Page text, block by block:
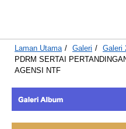
Laman Utama / Galeri / Galeri
PDRM SERTAI
AGENSI NTF